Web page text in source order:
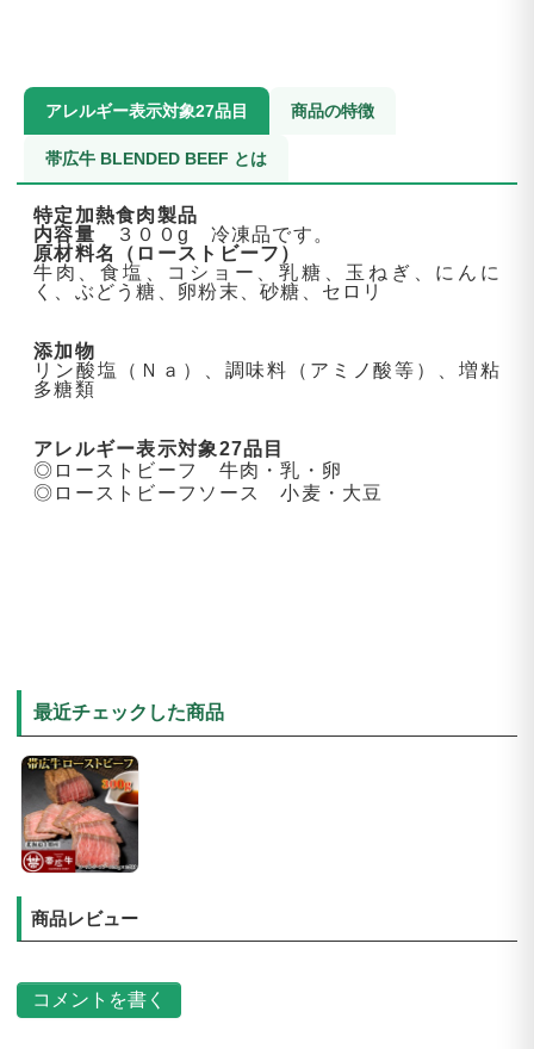
アレルギー表示対象27品目 商品の特徴
帯広牛 BLENDED BEEF とは
特定加熱食肉製品
内容量 ３００g 冷凍品です。
原材料名（ローストビーフ）
牛肉、食塩、コショー、乳糖、玉ねぎ、にんに
く、ぶどう糖、卵粉末、砂糖、セロリ
添加物
リン酸塩（Ｎａ）、調味料（アミノ酸等）、増粘
多糖類
アレルギー表示対象27品目
◎ローストビーフ 牛肉・乳・卵
◎ローストビーフソース 小麦・大豆
最近チェックした商品
商品レビュー
コメントを書く